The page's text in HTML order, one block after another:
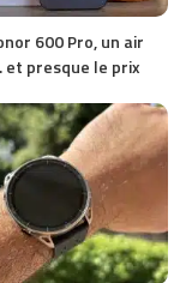
600 Pro, un air
et presque le prix